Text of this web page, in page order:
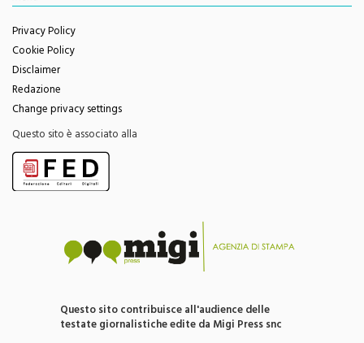
Privacy Policy
Cookie Policy
Disclaimer
Redazione
Change privacy settings
Questo sito è associato alla
testate giornalistiche edite da Migi Press snc